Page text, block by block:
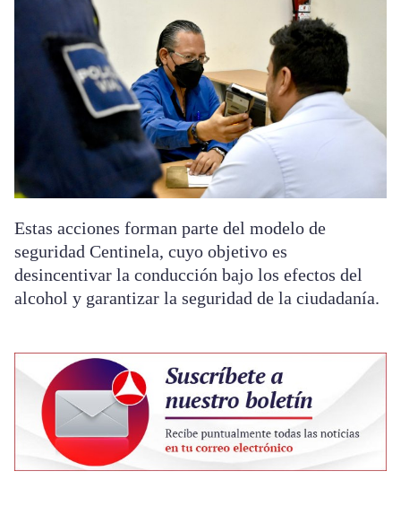
Estas acciones forman parte del modelo de
seguridad Centinela, cuyo objetivo es
desincentivar la conducción bajo los efectos del
alcohol y garantizar la seguridad de la ciudadanía.